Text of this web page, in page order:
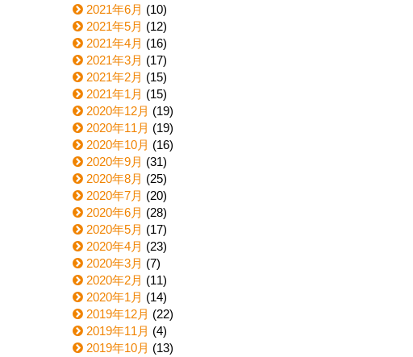
2021年6月 (10)
2021年5月 (12)
2021年4月 (16)
2021年3月 (17)
2021年2月 (15)
2021年1月 (15)
2020年12月 (19)
2020年11月 (19)
2020年10月 (16)
2020年9月 (31)
2020年8月 (25)
2020年7月 (20)
2020年6月 (28)
2020年5月 (17)
2020年4月 (23)
2020年3月 (7)
2020年2月 (11)
2020年1月 (14)
2019年12月 (22)
2019年11月 (4)
2019年10月 (13)